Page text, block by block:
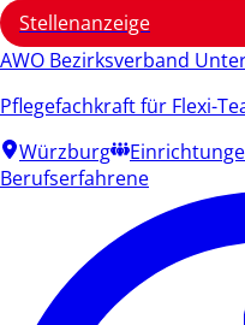
Stellenanzeige
AWO Bezirksverband
Pflegefachkraft für Flexi-
Würzburg
Berufserfahrene